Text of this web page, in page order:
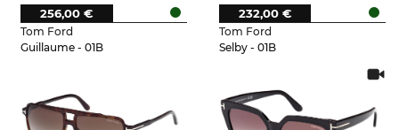
Tom Ford
Guillaume - 01B
256,00 €
Tom Ford
Selby - 01B
232,00 €